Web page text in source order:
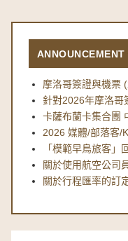
ANNOUNCEMENT
摩洛哥簽證與機票
針對2026年摩洛哥
卡薩布蘭卡集合團
2026 媒體/部落客/
「模範早鳥旅客」
關於使用航空公司
關於行程匯率的訂